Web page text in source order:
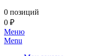
0 позиций
0 ₽
Меню
Menu